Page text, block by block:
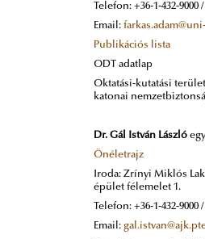
Telefon: +36-1-432-9000 /
Email:
Publikációs lista
ODT adatlap
Oktatási-kutatási
katonai
Dr. Gál István László
Önéletrajz
Iroda: Zrínyi Miklós
épület félemelet 1.
Telefon: +36-1-432-9000 /
Email: